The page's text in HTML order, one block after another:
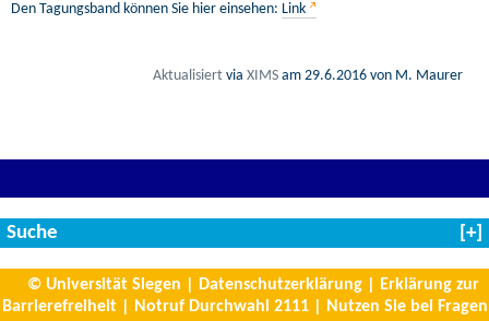
Den Tagungsband können Sie hier einsehen: Link
Aktualisiertvia XIMSam 29.6.2016von M. Maurer
Suche
© Universität Siegen Datenschutzerklärung
Erklärung zur
Barrierefreiheit| Notruf Durchwahl 2111|
Nutzen Sie bei Fragen